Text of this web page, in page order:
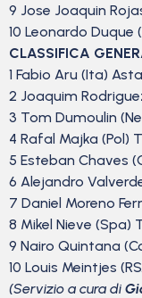
9 Jose Joaquin
10 Leonardo Duque
CLASSIFICA
1 Fabio Aru (Ita)
2 Joaquim
3 Tom Dumoulin
4 Rafal Majka (Pol)
5 Esteban Chaves
6 Alejandro
7 Daniel Moreno
8 Mikel Nieve (Spa)
9 Nairo Quintana
10 Louis Meintjes
(Servizio a cura di